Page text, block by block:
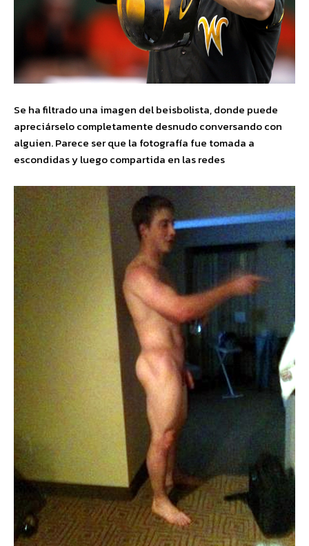
Se ha filtrado una imagen del beisbolista, donde puede
apreciárselo completamente desnudo conversando con
alguien. Parece ser que la fotografía fue tomada a
escondidas y luego compartida en las redes